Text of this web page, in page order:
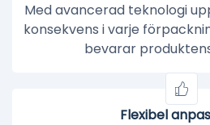
Med avancerad teknologi
konsekvens i varje
bevarar
Flexibel